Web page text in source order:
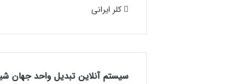
کلر ایرانی
سیستم آنلاین تبدیل واحد جهان